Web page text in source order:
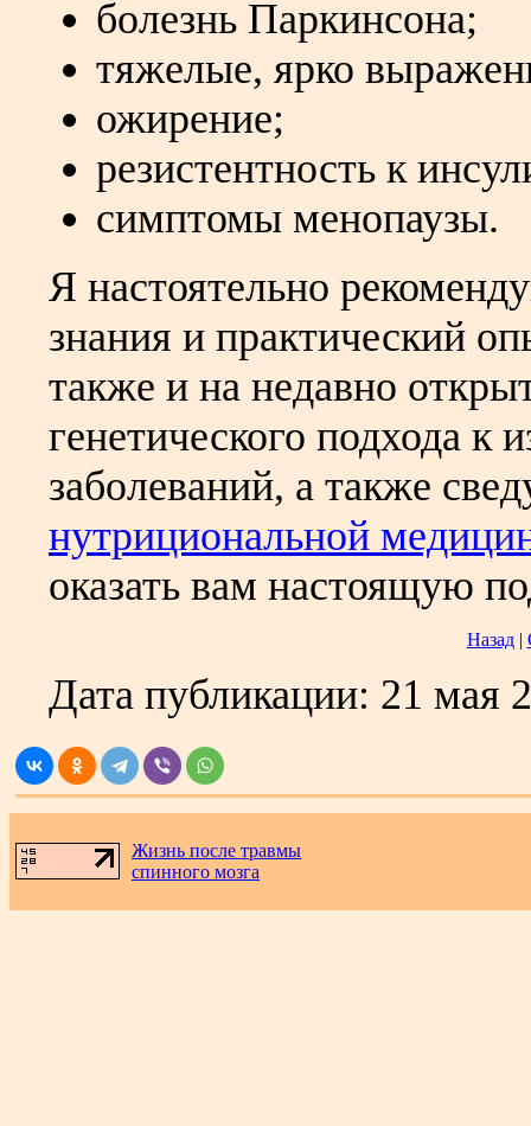
болезнь Паркинсона;
тяжелые, ярко
ожирение;
резистентность к
симптомы менопаузы.
Я настоятельно
знания и практический
также и на недавно
генетического подхода
заболеваний, а также
нутрициональной
оказать вам настоящую
Назад|
Дата публикации: 21 мая
Жизнь после травмы
спинного мозга